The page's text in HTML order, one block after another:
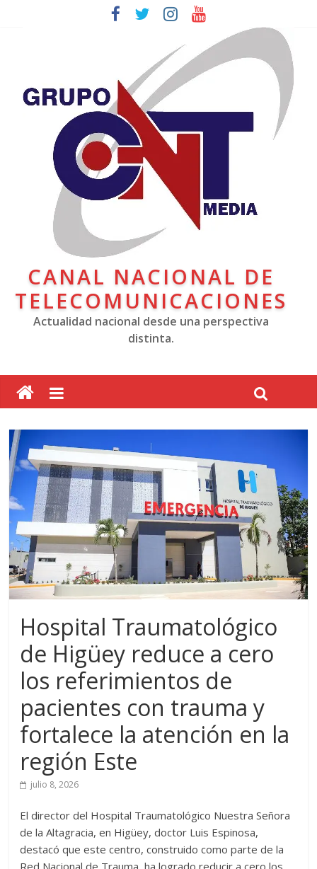
CANAL NACIONAL DE
TELECOMUNICACIONES
Actualidad nacional desde una perspectiva
distinta.
Hospital Traumatológico
de Higüey reduce a cero
los referimientos de
pacientes con trauma y
fortalece la atención en la
región Este
julio 8, 2026
El director del Hospital Traumatológico Nuestra Señora
de la Altagracia, en Higüey, doctor Luis Espinosa,
destacó que este centro, construido como parte de la